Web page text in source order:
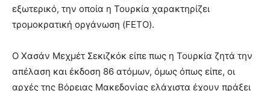
εξωτερικό, την οποία η Τουρκία χαρακτηρίζει
τρομοκρατική οργάνωση (FETO).
Ο Χασάν Μεχμέτ Σεκιζκόκ είπε πως η Τουρκία ζητά την
απέλαση και έκδοση 86 ατόμων, όμως όπως είπε, οι
αρχές της Βόρειας Μακεδονίας ελάχιστα έχουν πράξει